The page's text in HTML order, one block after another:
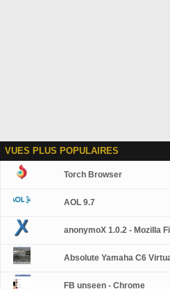
VUES PLUS POPULAIRES
Torch Browser
AOL 9.7
anonymoX 1.0.2 - Mozilla
Absolute Yamaha C6
FB unseen - Chrome